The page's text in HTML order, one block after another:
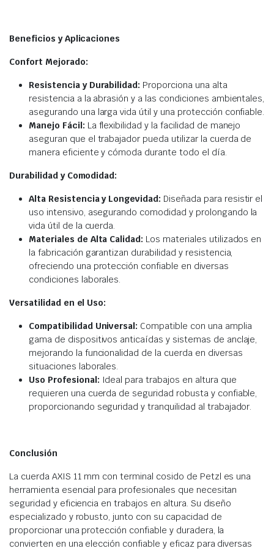
Beneficios y Aplicaciones
Confort Mejorado:
Resistencia y Durabilidad: Proporciona una alta
resistencia a la abrasión y a las condiciones ambientales,
asegurando una larga vida útil y una protección confiable.
Manejo Fácil: La flexibilidad y la facilidad de manejo
aseguran que el trabajador pueda utilizar la cuerda de
manera eficiente y cómoda durante todo el día.
Durabilidad y Comodidad:
Alta Resistencia y Longevidad: Diseñada para resistir el
uso intensivo, asegurando comodidad y prolongando la
vida útil de la cuerda.
Materiales de Alta Calidad: Los materiales utilizados en
la fabricación garantizan durabilidad y resistencia,
ofreciendo una protección confiable en diversas
condiciones laborales.
Versatilidad en el Uso:
Compatibilidad Universal: Compatible con una amplia
gama de dispositivos anticaídas y sistemas de anclaje,
mejorando la funcionalidad de la cuerda en diversas
situaciones laborales.
Uso Profesional: Ideal para trabajos en altura que
requieren una cuerda de seguridad robusta y confiable,
proporcionando seguridad y tranquilidad al trabajador.
Conclusión
La cuerda AXIS 11 mm con terminal cosido de Petzl es una
herramienta esencial para profesionales que necesitan
seguridad y eficiencia en trabajos en altura. Su diseño
especializado y robusto, junto con su capacidad de
proporcionar una protección confiable y duradera, la
convierten en una elección confiable y eficaz para diversas